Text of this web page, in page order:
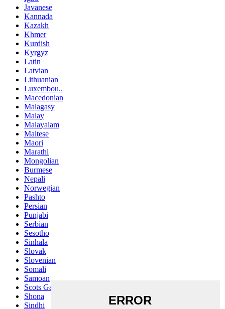
Javanese
Kannada
Kazakh
Khmer
Kurdish
Kyrgyz
Latin
Latvian
Lithuanian
Luxembou..
Macedonian
Malagasy
Malay
Malayalam
Maltese
Maori
Marathi
Mongolian
Burmese
Nepali
Norwegian
Pashto
Persian
Punjabi
Serbian
Sesotho
Sinhala
Slovak
Slovenian
Somali
Samoan
Scots Gaelic
Shona
Sindhi